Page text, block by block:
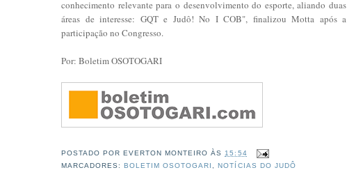
conhecimento relevante para o desenvolvimento do esporte, aliando duas
áreas de interesse: GQT e Judô! No I COB", finalizou Motta após a
participação no Congresso.
Por: Boletim OSOTOGARI
POSTADO POR EVERTON MONTEIRO ÀS15:54
MARCADORES:BOLETIM OSOTOGARI ,NOTÍCIAS DO JUDÔ